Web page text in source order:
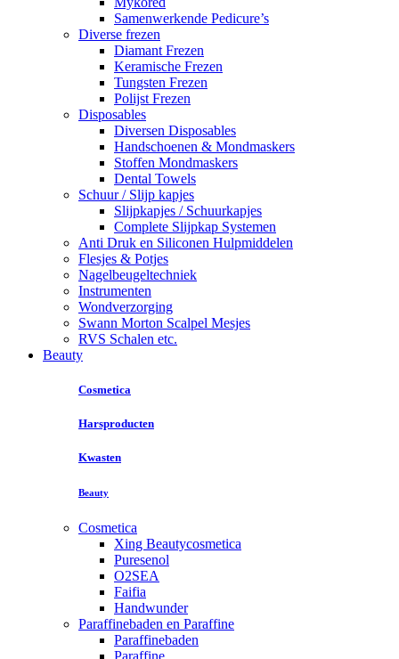
Samenwerkende Pedicure’s
Diverse frezen
Diamant Frezen
Keramische Frezen
Tungsten Frezen
Polijst Frezen
Disposables
Diversen Disposables
Handschoenen & Mondmaskers
Stoffen Mondmaskers
Dental Towels
Schuur / Slijp kapjes
Slijpkapjes / Schuurkapjes
Complete Slijpkap Systemen
Anti Druk en Siliconen Hulpmiddelen
Flesjes & Potjes
Nagelbeugeltechniek
Instrumenten
Wondverzorging
Swann Morton Scalpel Mesjes
RVS Schalen etc.
Beauty
Cosmetica
Harsproducten
Kwasten
Beauty
Cosmetica
Xing Beautycosmetica
Puresenol
O2SEA
Faifia
Handwunder
Paraffinebaden en Paraffine
Paraffinebaden
Paraffine